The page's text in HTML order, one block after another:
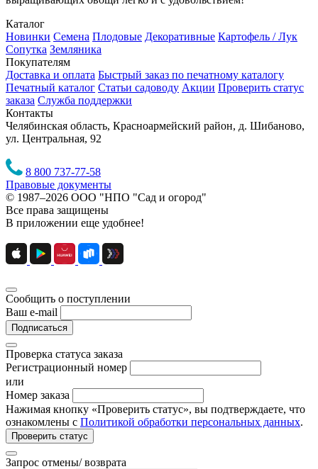
Каталог
Новинки Семена Плодовые Декоративные Картофель / Лук
Сопутка Земляника
Покупателям
Доставка и оплата Быстрый заказ по печатному каталогу
Печатный каталог Статьи садоводу Акции Проверить статус
заказа Служба поддержки
Контакты
Челябинская область, Красноармейский район, д. Шибаново,
ул. Центральная, 92
8 800 737-77-58
Правовые документы
© 1987–2026 ООО "НПО "Сад и огород"
Все права защищены
В приложении еще удобнее!
Сообщить о поступлении
Ваш e-mail
Подписаться
Проверка статуса заказа
Регистрационный номер
или
Номер заказа
Нажимая кнопку «Проверить статус», вы подтверждаете, что
ознакомлены с Политикой обработки персональных данных.
Проверить статус
Запрос отмены/ возврата